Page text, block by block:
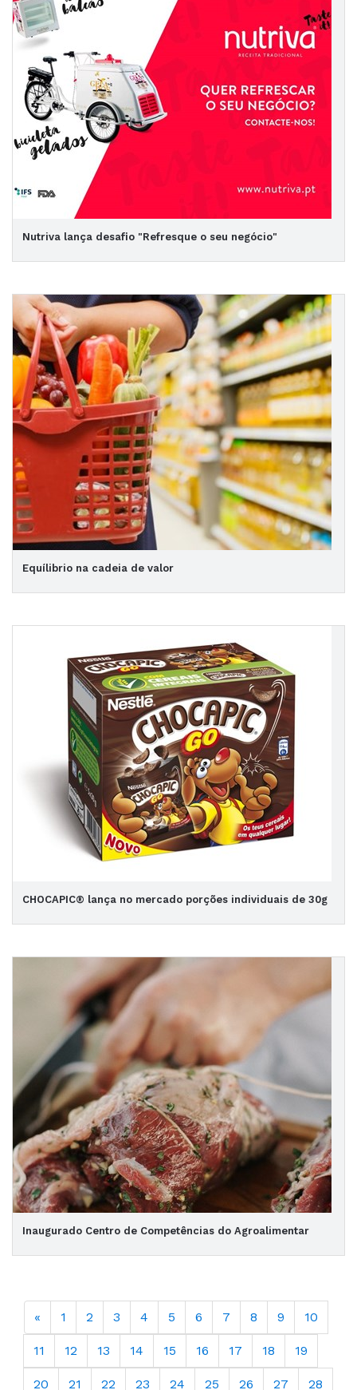
Nutriva lança desafio "Refresque o seu negócio"
Equílibrio na cadeia de valor
CHOCAPIC® lança no mercado porções individuais de 30g
Inaugurado Centro de Competências do Agroalimentar
« 1 2 3 4 5 6 7 8 9 10
11 12 13 14 15 16 17 18 19
20 21 22 23 24 25 26 27 28